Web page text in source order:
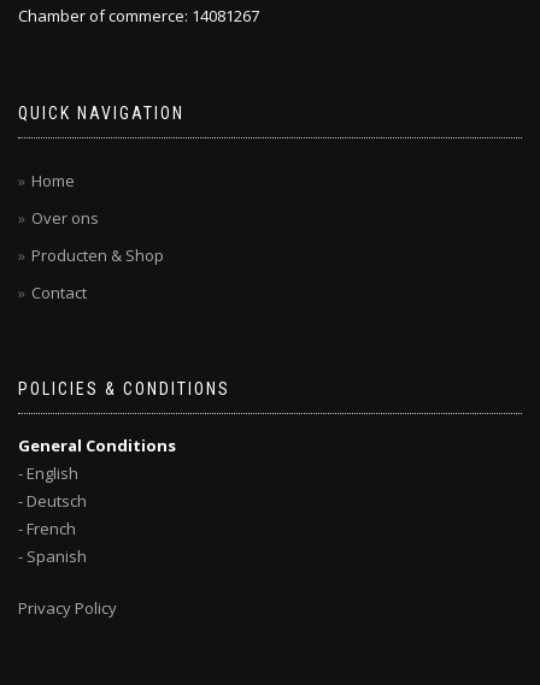
Chamber of commerce: 14081267
QUICK NAVIGATION
Home
Over ons
Producten & Shop
Contact
POLICIES & CONDITIONS
General Conditions
- English
- Deutsch
- French
- Spanish
Privacy Policy